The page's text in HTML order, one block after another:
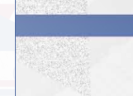
"Nyilván nagy terhet
akkor ki fogja ezt
Minden sportoló így
párosmérkőzést, majd
lejátszottak kettő-három-
mert rengeteget
Szvitacs öt arany- és